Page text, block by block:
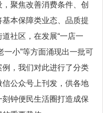
聚焦改善消费条件、创
本保障类业态、品质提
社区，在发展“一店一
一小”等方面涌现出一批可
，我们对此进行了分类
公众号上刊发，供各地
钟便民生活圈打造成保